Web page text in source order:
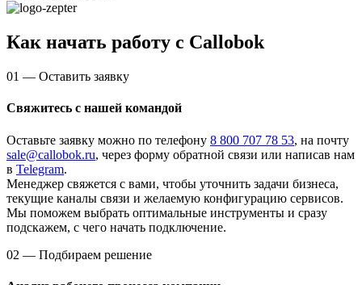
Как начать работу с Callobok
01 — Оставить заявку
Свяжитесь с нашей командой
Оставьте заявку можно по телефону 8 800 707 78 53, на почту
sale@callobok.ru, через форму обратной связи или написав нам
в Telegram.
Менеджер свяжется с вами, чтобы уточнить задачи бизнеса,
текущие каналы связи и желаемую конфигурацию сервисов.
Мы поможем выбрать оптимальные инструменты и сразу
подскажем, с чего начать подключение.
02 — Подбираем решение